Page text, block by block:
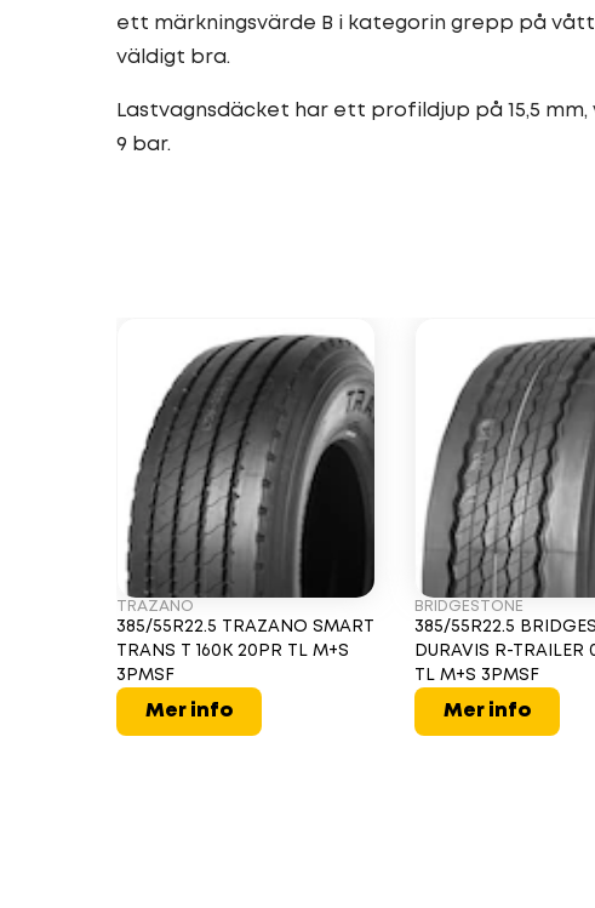
ett märkningsvärde B i kategorin grepp på
väldigt bra.
Lastvagnsdäcket har ett profildjup på 15,5
9 bar.
TRAZANO
385/55R22.5 TRAZANO SMART
TRANS T 160K 20PR TL M+S
3PMSF
Mer info
BRIDGESTONE
385/55R22.5
DURAVIS R-TRAILER
TL M+S 3PMSF
Mer info